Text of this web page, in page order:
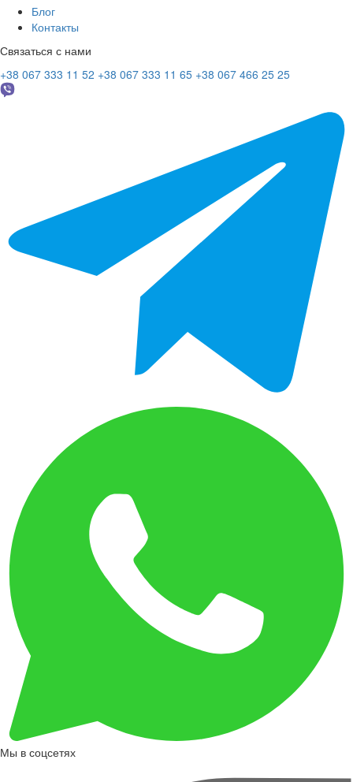
Блог
Контакты
Связаться с нами
+38 067 333 11 52 +38 067 333 11 65 +38 067 466 25 25
Мы в соцсетях